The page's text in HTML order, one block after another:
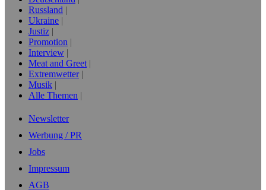
Russland
Ukraine
Justiz
Promotion
Interview
Meat and Greet
Extremwetter
Musik
Alle Themen
Newsletter
Werbung / PR
Jobs
Impressum
AGB